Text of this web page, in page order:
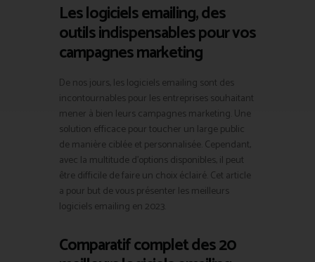
Les logiciels emailing, des
outils indispensables pour vos
campagnes marketing
De nos jours, les logiciels emailing sont des
incontournables pour les entreprises souhaitant
mener à bien leurs campagnes marketing. Une
solution efficace pour toucher un large public
de manière ciblée et personnalisée. Cependant,
avec la multitude d’options disponibles, il peut
être difficile de faire un choix éclairé. Cet article
a pour but de vous présenter les meilleurs
logiciels emailing en 2023.
Comparatif complet des 20